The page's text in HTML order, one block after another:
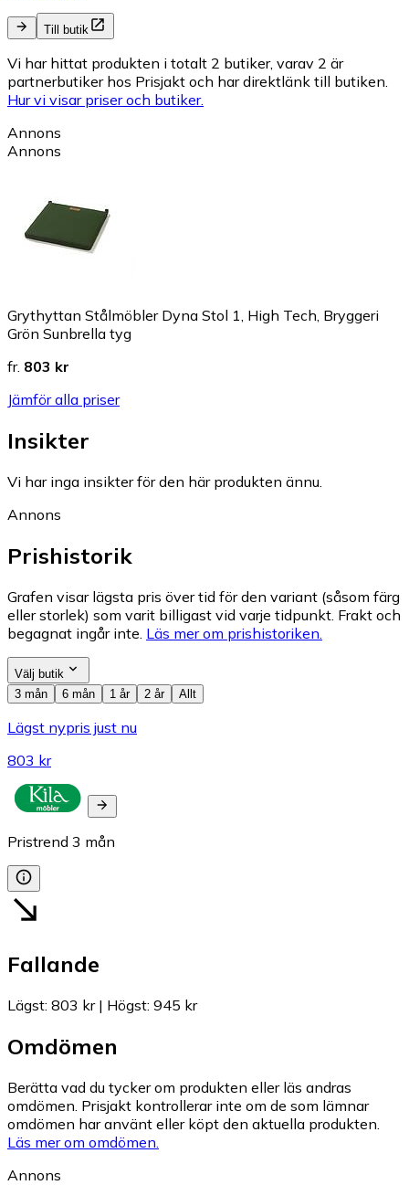
Till butik
Vi har hittat produkten i totalt 2 butiker, varav 2 är
partnerbutiker hos Prisjakt och har direktlänk till butiken.
Hur vi visar priser och butiker.
Annons
Annons
Grythyttan Stålmöbler Dyna Stol 1, High Tech, Bryggeri
Grön Sunbrella tyg
fr. 803 kr
Jämför alla priser
Insikter
Vi har inga insikter för den här produkten ännu.
Annons
Prishistorik
Grafen visar lägsta pris över tid för den variant (såsom färg
eller storlek) som varit billigast vid varje tidpunkt. Frakt och
begagnat ingår inte. Läs mer om prishistoriken.
Välj butik
3 mån
6 mån 1 år 2 år Allt
Lägst nypris just nu
803 kr
Pristrend 3 mån
Fallande
Lägst: 803 kr| Högst: 945 kr
Omdömen
Berätta vad du tycker om produkten eller läs andras
omdömen. Prisjakt kontrollerar inte om de som lämnar
omdömen har använt eller köpt den aktuella produkten.
Läs mer om omdömen.
Annons